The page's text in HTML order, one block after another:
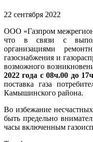
22 сентября 2022
ООО «Газпром
что в связи с
организациями
газоснабжения и
возможного
2022 года с 08ч.00 до
поставка газа
Камышинского района.
Во избежание
быть предельно
часы включенным